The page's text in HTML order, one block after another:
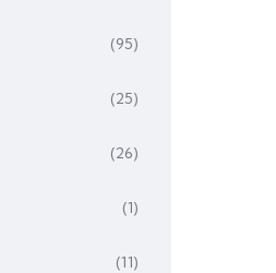
(95)
(25)
(26)
(1)
(11)